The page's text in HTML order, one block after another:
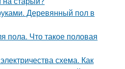
Деревянный пол в
пола. Что такое половая
схема. Как